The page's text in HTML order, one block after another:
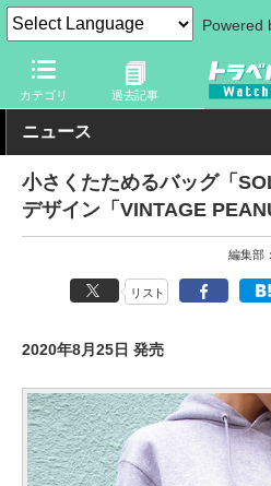
Powered
カテゴリ 過去記事
トラベル Watch 旅のアイテム 旅
ニュース
小さくたためるバッグ「
デザイン「VINTAGE
編集部
リスト
2020年8月25日 発売